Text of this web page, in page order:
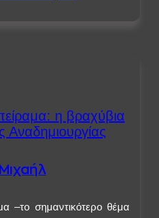
η βραχύβια
Αναδημιουργίας
–το σημαντικότερο θέμα